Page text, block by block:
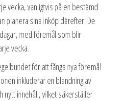
vecka, vanligtvis på en bestämd
planera sina inköp därefter. De
med föremål som blir
vecka.
för att fånga nya föremål
inkluderar en blandning av
nytt innehåll, vilket säkerställer